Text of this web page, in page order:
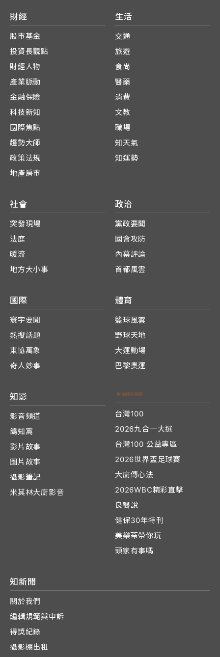
財經
股市基金
投資長觀點
財經人物
產業脈動
金融保險
科技新知
國際焦點
趨勢大師
政策法規
地產房市
生活
交通
旅遊
食尚
醫藥
消費
文教
職場
知天氣
知運勢
社會
突發現場
法庭
暖流
地方大小事
政治
黨政要聞
國會攻防
內幕評論
首都風雲
國際
寰宇要聞
熱搜話題
東協萬象
奇人妙事
體育
籃球風雲
野球天地
大運動場
巴黎奧運
知影
影音頻道
鴿知窩
影片故事
圖片故事
攝影筆記
米其林大廚影音
台灣100
2026九合一大選
台灣100 公益專區
2026世界盃足球賽
大廚傳心法
2026WBC精彩直擊
良醫說
健保30年特刊
美樂蒂帶你玩
頭家有事嗎
知新聞
關於我們
編輯規範與申訴
得獎紀錄
攝影棚出租